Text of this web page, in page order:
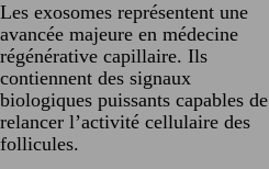
Les exosomes représentent une
avancée majeure en médecine
régénérative capillaire. Ils
contiennent des signaux
biologiques puissants capables de
relancer l’activité cellulaire des
follicules.